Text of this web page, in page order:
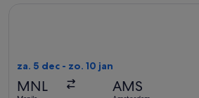
za. 5 dec - zo. 10 jan
MNL AMS